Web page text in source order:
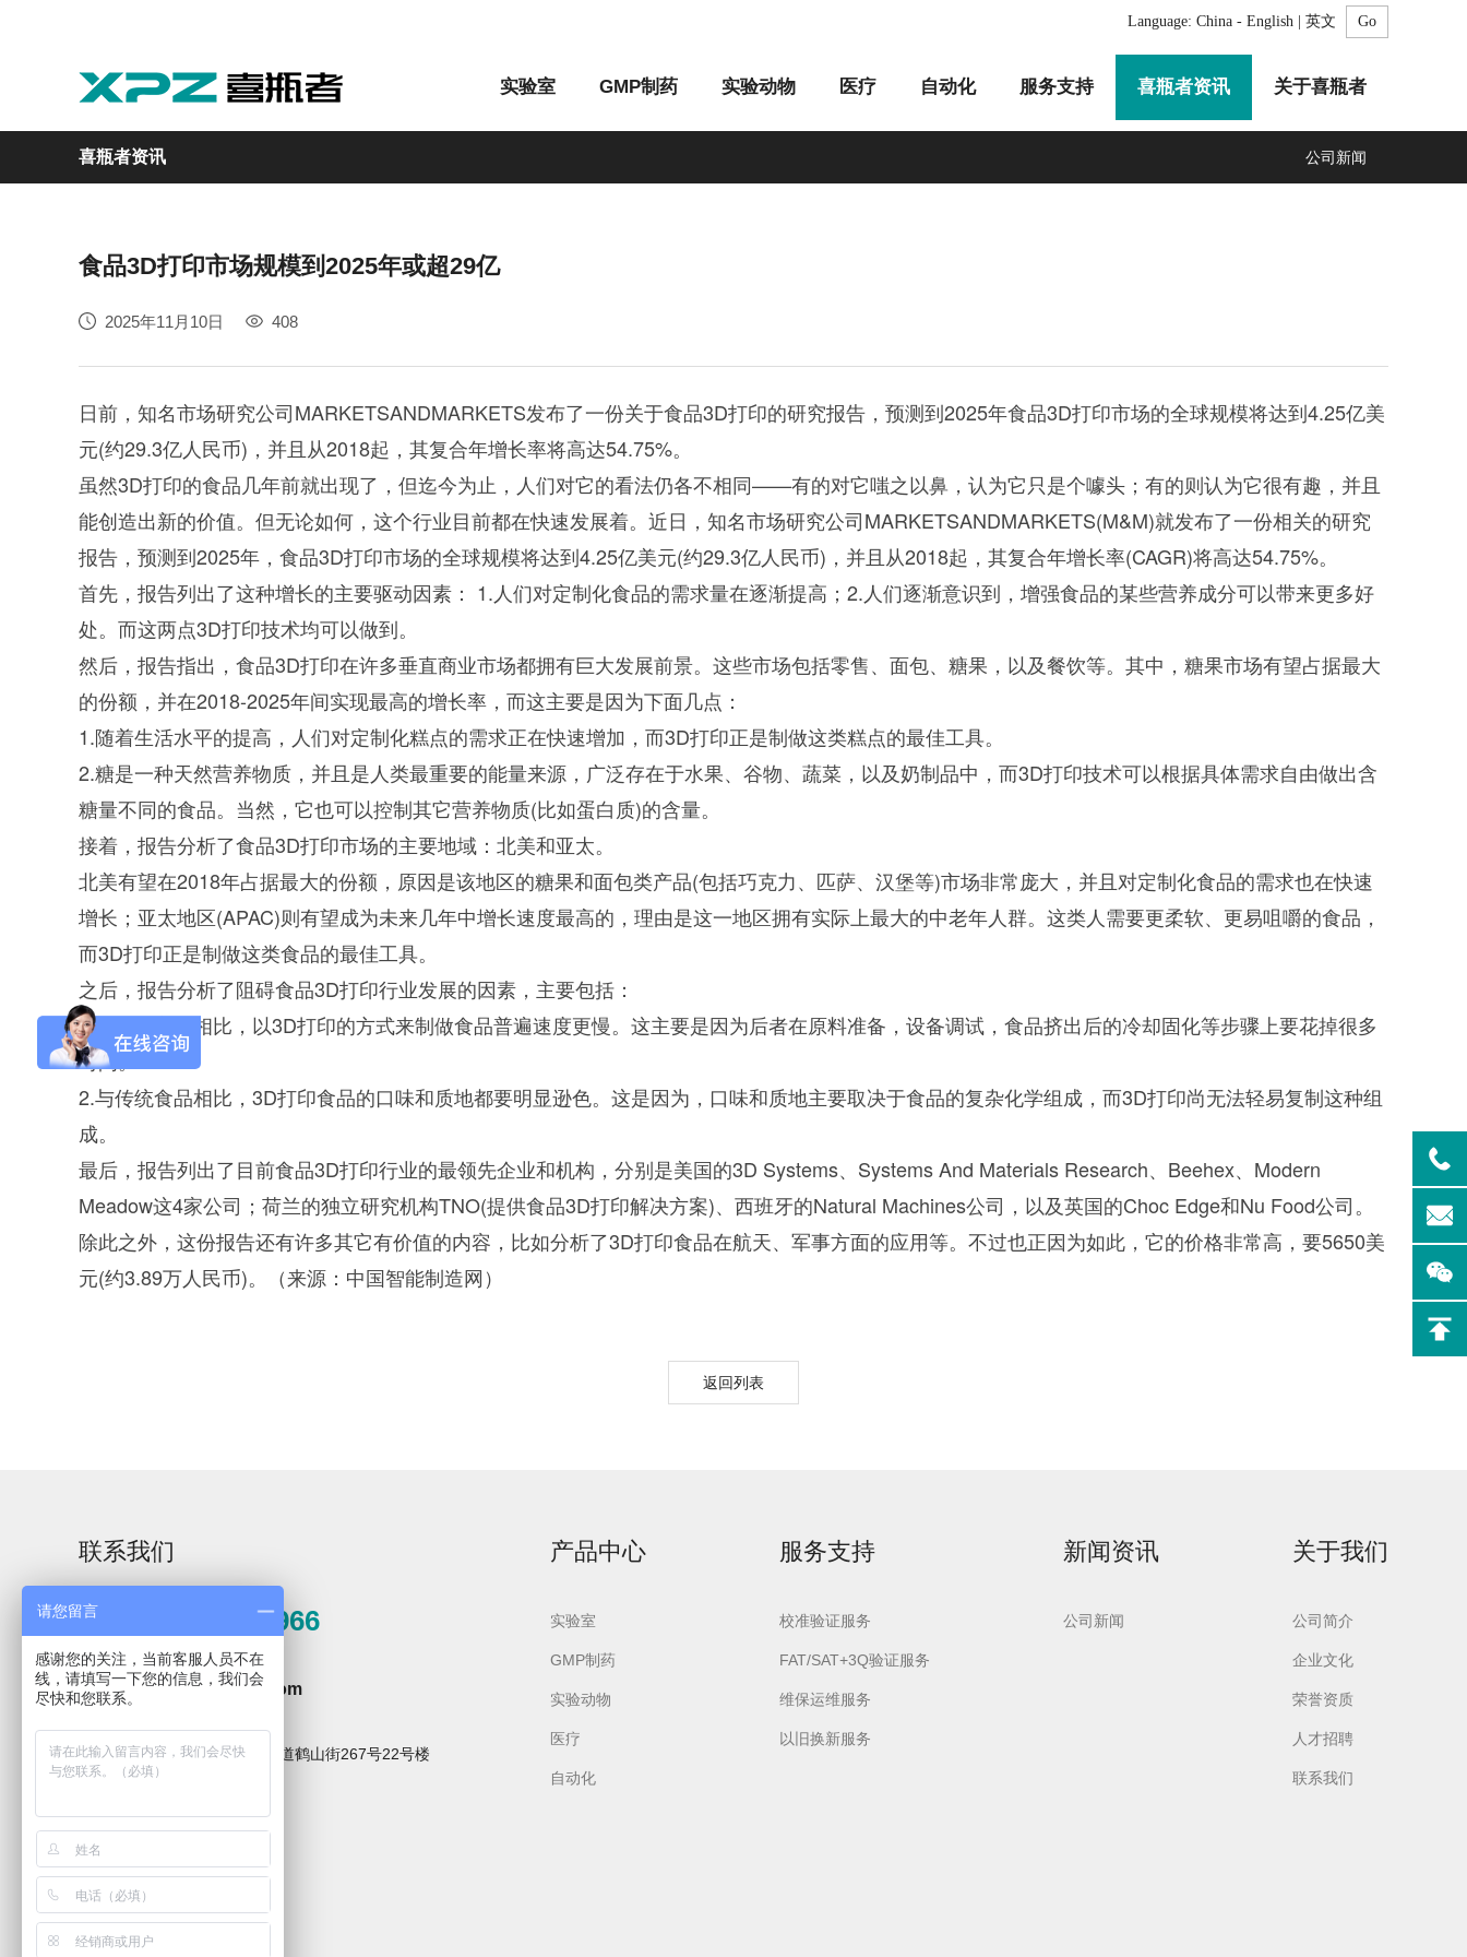
Language: China - English | 英文
实验室
实验室
Moment-3/F3极智
Moment-3/F3经典
Moment-2/F2实验
G系列
Glory-3/F3极智版全
自动洗瓶机
Glory-3/F3经典版全
自动洗瓶机
Glory-2/F2实验室洗
瓶机
A系列
Aurora-3/F3极智版
实验室洗瓶机
实验室洗瓶机
实验室洗瓶机
实验室洗瓶机
瓶机
室洗瓶机
Flash-3/F3极智版
全自动洗瓶机
Flash-3/F3经典版
智版全自动洗瓶机
典版全自动洗瓶机
用清洗机
Flash-2/F2实验室
R系列
GMP制药
GMP制药
GMP-400清洗机 GMP-600清洗机 GMP-800清洗机 GMP-1000清洗机 GMP-1200清洗机 GMP-1500清洗机
GMP-2000清洗机 GMP-2500清洗机
实验动物
实验动物
LA-A1饮水瓶清洗
LA-B1动物笼盒清
医疗
医疗
DNA器具专用清洗
DNA器具专用清洗
A/FA
自动化
自动化
SQ1000自动化清洗
服务支持 喜瓶者资讯 关于喜瓶者
喜瓶者资讯 公司新闻
食品3D打印市场规模到2025年或超29亿
2025年11月10日 408
日前，知名市场研究公司MARKETSANDMARKETS发布了一份关于食品3D打印的研究报告，预测到2025年食品3D打印市场的全球规模将达到4.25亿美
元(约29.3亿人民币)，并且从2018起，其复合年增长率将高达54.75%。
虽然3D打印的食品几年前就出现了，但迄今为止，人们对它的看法仍各不相同——有的对它嗤之以鼻，认为它只是个噱头；有的则认为它很有趣，并且
能创造出新的价值。但无论如何，这个行业目前都在快速发展着。近日，知名市场研究公司MARKETSANDMARKETS(M&M)就发布了一份相关的研究
报告，预测到2025年，食品3D打印市场的全球规模将达到4.25亿美元(约29.3亿人民币)，并且从2018起，其复合年增长率(CAGR)将高达54.75%。
首先，报告列出了这种增长的主要驱动因素： 1.人们对定制化食品的需求量在逐渐提高；2.人们逐渐意识到，增强食品的某些营养成分可以带来更多好
处。而这两点3D打印技术均可以做到。
然后，报告指出，食品3D打印在许多垂直商业市场都拥有巨大发展前景。这些市场包括零售、面包、糖果，以及餐饮等。其中，糖果市场有望占据最大
的份额，并在2018-2025年间实现最高的增长率，而这主要是因为下面几点：
1.随着生活水平的提高，人们对定制化糕点的需求正在快速增加，而3D打印正是制做这类糕点的最佳工具。
2.糖是一种天然营养物质，并且是人类最重要的能量来源，广泛存在于水果、谷物、蔬菜，以及奶制品中，而3D打印技术可以根据具体需求自由做出含
糖量不同的食品。当然，它也可以控制其它营养物质(比如蛋白质)的含量。
接着，报告分析了食品3D打印市场的主要地域：北美和亚太。
北美有望在2018年占据最大的份额，原因是该地区的糖果和面包类产品(包括巧克力、匹萨、汉堡等)市场非常庞大，并且对定制化食品的需求也在快速
增长；亚太地区(APAC)则有望成为未来几年中增长速度最高的，理由是这一地区拥有实际上最大的中老年人群。这类人需要更柔软、更易咀嚼的食品，
而3D打印正是制做这类食品的最佳工具。
之后，报告分析了阻碍食品3D打印行业发展的因素，主要包括：
1.与传统方式相比，以3D打印的方式来制做食品普遍速度更慢。这主要是因为后者在原料准备，设备调试，食品挤出后的冷却固化等步骤上要花掉很多
时间。
2.与传统食品相比，3D打印食品的口味和质地都要明显逊色。这是因为，口味和质地主要取决于食品的复杂化学组成，而3D打印尚无法轻易复制这种组
成。
最后，报告列出了目前食品3D打印行业的最领先企业和机构，分别是美国的3D Systems、Systems And Materials Research、Beehex、Modern
Meadow这4家公司；荷兰的独立研究机构TNO(提供食品3D打印解决方案)、西班牙的Natural Machines公司，以及英国的Choc Edge和Nu Food公司。
除此之外，这份报告还有许多其它有价值的内容，比如分析了3D打印食品在航天、军事方面的应用等。不过也正因为如此，它的价格非常高，要5650美
元(约3.89万人民币)。（来源：中国智能制造网）
返回列表
联系我们
0571-81389966
邮箱
hzxpz2014@163.com
地址
杭州市临安区青山湖街道鹤山街267号22号楼
产品中心
实验室
GMP制药
实验动物
医疗
自动化
服务支持
校准验证服务
FAT/SAT+3Q验证服务
维保运维服务
以旧换新服务
新闻资讯
公司新闻
关于我们
公司简介
企业文化
荣誉资质
人才招聘
联系我们
请您留言
感谢您的关注，当前客服人员不在
线，请填写一下您的信息，我们会
尽快和您联系。